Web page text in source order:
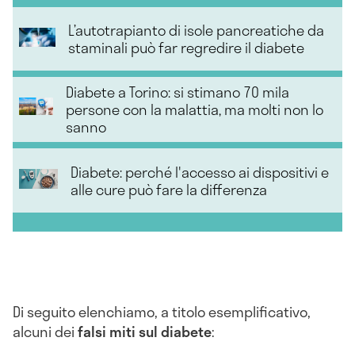
L’autotrapianto di isole pancreatiche da
staminali può far regredire il diabete
Diabete a Torino: si stimano 70 mila
persone con la malattia, ma molti non lo
sanno
Diabete: perché l'accesso ai dispositivi e
alle cure può fare la differenza
Di seguito elenchiamo, a titolo esemplificativo,
alcuni deifalsi mitisul diabete: